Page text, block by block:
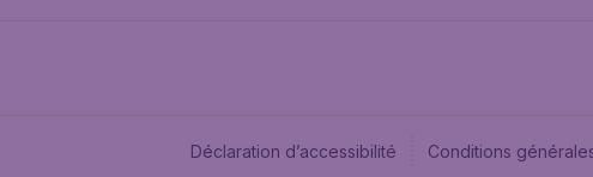
Déclaration d’accessibilité Conditions